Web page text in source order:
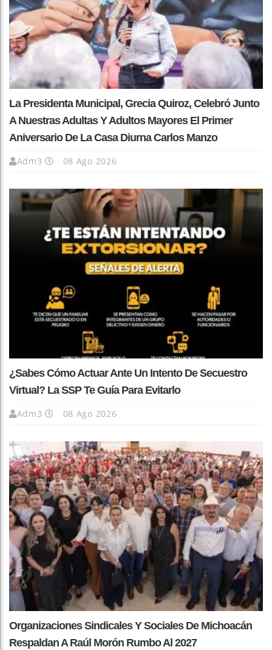
La Presidenta Municipal, Grecia Quiroz, Celebró Junto
A Nuestras Adultas Y Adultos Mayores El Primer
Aniversario De La Casa Diurna Carlos Manzo
Adm3 08 Ago 2026
¿Sabes Cómo Actuar Ante Un Intento De Secuestro
Virtual? La SSP Te Guía Para Evitarlo
Adm3 08 Ago 2026
Organizaciones Sindicales Y Sociales De Michoacán
Respaldan A Raúl Morón Rumbo Al 2027